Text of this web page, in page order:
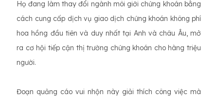
Họ đang làm thay đổi ngành môi giới chứng khoán bằng
cách cung cấp dịch vụ giao dịch chứng khoán không phí
hoa hồng đầu tiên và duy nhất tại Anh và châu Âu, mở
ra cơ hội tiếp cận thị trường chứng khoán cho hàng triệu
người.
Đoạn quảng cáo vui nhộn này giải thích công việc mà